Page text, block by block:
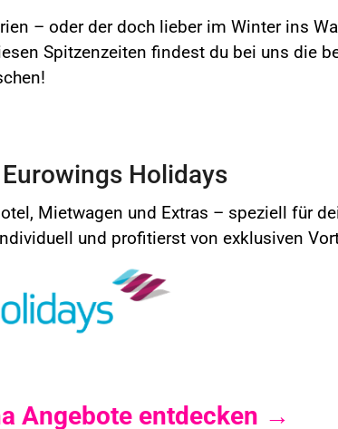
– oder der doch lieber im Winter ins
Spitzenzeiten findest du bei uns die
Holidays
Mietwagen und Extras – speziell für
und profitierst von exklusiven
Angebote entdecken →